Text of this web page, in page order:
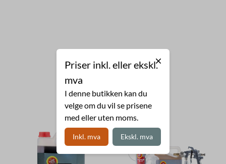
Priser inkl. eller ekskl.
mva
I denne butikken kan du
velge om du vil se prisene
med eller uten moms.
Inkl. mva Ekskl. mva